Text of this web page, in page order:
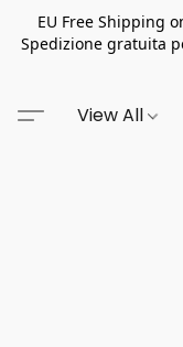
EU Free Shipping
Spedizione gratuita
View All